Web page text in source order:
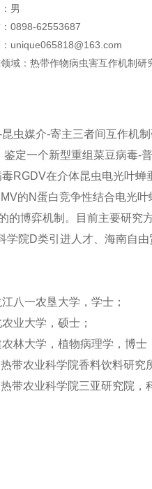
男
0898-62553687
unique065818@163.com
域：热带作物病虫害互作机制研
虫媒介-寄主三者间互作机
定一个新型重组菜豆病毒-
RGDV在介体昆虫电光叶
的N蛋白竞争性结合电光
的博弈机制。目前主要研究
学院D类引进人才、海南自
八一农垦大学，学士；
业大学，硕士；
福建农林大学，植
热带农业科学院香料
农业科学院三亚研究院，